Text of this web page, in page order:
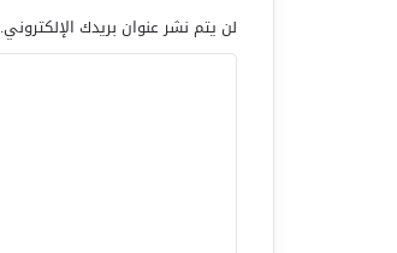
لن يتم نشر عنوان بريدك الإلكتروني.